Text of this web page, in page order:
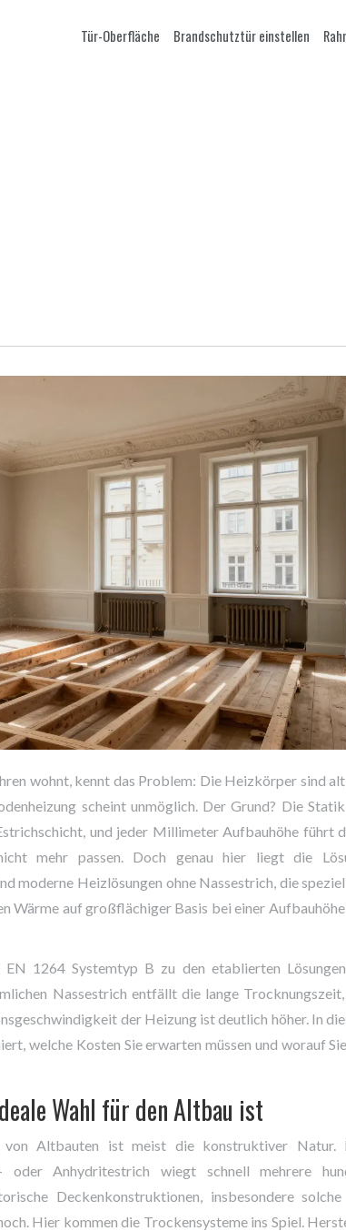
Tür-Oberfläche Brandschutztür einstellen
wohnt, kennt das Problem: Die Heizkörper sind
scheint unmöglich. Der Grund? Die
und jeder Millimeter Aufbauhöhe führt
mehr passen. Doch genau hier liegt die
moderne Heizlösungen ohne Nassestrich, die
Wärme auf großflächiger Basis bei einer
EN 1264 Systemtyp B zu den etablierten
Nassestrich entfällt die lange Trocknungszeit,
der Heizung ist deutlich höher. In
welche Kosten Sie erwarten müssen und worauf
Wahl für den Altbau ist
Altbauten ist meist die konstruktiver Natur.
oder Anhydritestrich wiegt schnell mehrere
Deckenkonstruktionen, insbesondere
Hier kommen die Trockensystemeins Spiel.